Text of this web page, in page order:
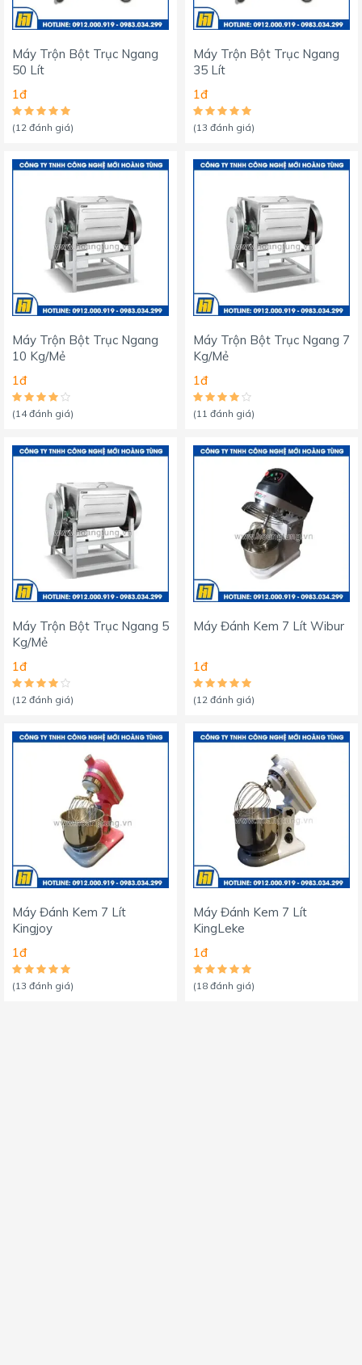
Máy Trộn Bột Trục Ngang
50 Lít
1đ
(12 đánh giá)
Máy Trộn Bột Trục Ngang
35 Lít
1đ
(13 đánh giá)
Máy Trộn Bột Trục Ngang
10 Kg/Mẻ
1đ
(14 đánh giá)
Máy Trộn Bột Trục Ngang 7
Kg/Mẻ
1đ
(11 đánh giá)
Máy Trộn Bột Trục Ngang 5
Kg/Mẻ
1đ
(12 đánh giá)
Máy Đánh Kem 7 Lít Wibur
1đ
(12 đánh giá)
Máy Đánh Kem 7 Lít
Kingjoy
1đ
(13 đánh giá)
Máy Đánh Kem 7 Lít
KingLeke
1đ
(18 đánh giá)